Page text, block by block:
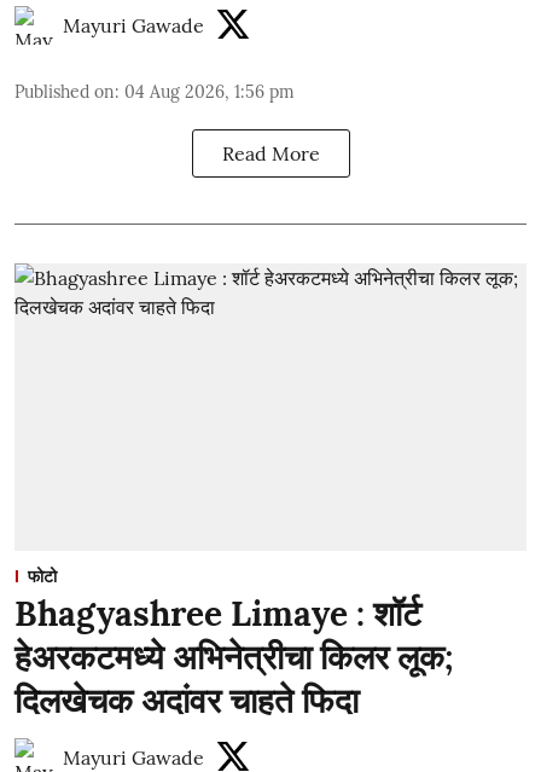
Mayuri Gawade
Published on: 04 Aug 2026, 1:56 pm
Read More
फोटो
Bhagyashree Limaye : शॉर्ट
हेअरकटमध्ये अभिनेत्रीचा किलर लूक;
दिलखेचक अदांवर चाहते फिदा
Mayuri Gawade